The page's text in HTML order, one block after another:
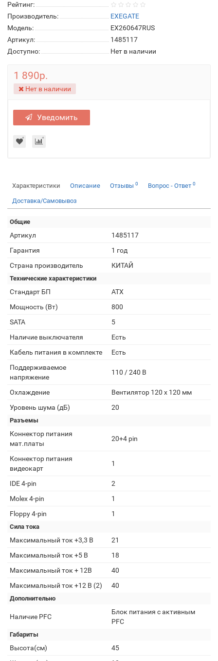
Рейтинг:
Производитель:
EXEGATE
Модель:
EX260647RUS
Артикул:
1485117
Доступно:
Нет в наличии
1 890р.
Нет в наличии
Уведомить
Характеристики Описание Отзывы 0 Вопрос - Ответ 0
Доставка/Самовывоз
Общие
Артикул
1485117
Гарантия
1 год
Страна производитель
КИТАЙ
Технические характеристики
Стандарт БП
ATX
Мощность (Вт)
800
SATA
5
Наличие выключателя
Есть
Кабель питания в комплекте
Есть
Поддерживаемое
напряжение
110 / 240 В
Охлаждение
Вентилятор 120 x 120 мм
Уровень шума (дБ)
20
Разъемы
Коннектор питания
мат.платы
20+4 pin
Коннектор питания
видеокарт
1
IDE 4-pin
2
Molex 4-pin
1
Floppy 4-pin
1
Сила тока
Максимальный ток +3,3 В
21
Максимальный ток +5 В
18
Максимальный ток + 12В
40
Максимальный ток +12 В (2)
40
Дополнительно
Наличие PFC
Блок питания с активным
PFC
Габариты
Высота(см)
45